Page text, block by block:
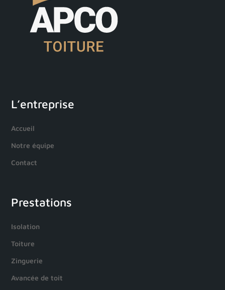
L’entreprise
Accueil
Notre équipe
Contact
Prestations
Isolation
Toiture
Zinguerie
Avancée de toit